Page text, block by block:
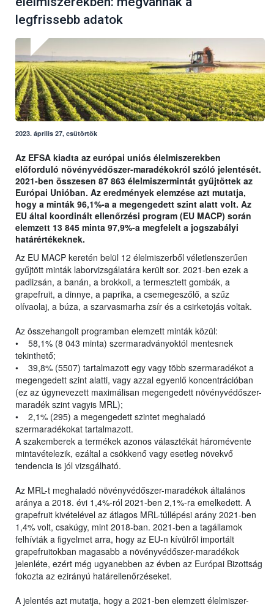
legfrissebb adatok
2023. április 27, csütörtök
Az EFSA kiadta az európai uniós élelmiszerekben
előforduló növényvédőszer-maradékokról szóló jelentését.
2021-ben összesen 87 863 élelmiszermintát gyűjtöttek az
Európai Unióban. Az eredmények elemzése azt mutatja,
hogy a minták 96,1%-a a megengedett szint alatt volt. Az
EU által koordinált ellenőrzési program (EU MACP) során
elemzett 13 845 minta 97,9%-a megfelelt a jogszabályi
határértékeknek.
Az EU MACP keretén belül 12 élelmiszerből véletlenszerűen
gyűjtött minták laborvizsgálatára került sor. 2021-ben ezek a
padlizsán, a banán, a brokkoli, a termesztett gombák, a
grapefruit, a dinnye, a paprika, a csemegeszőlő, a szűz
olívaolaj, a búza, a szarvasmarha zsír és a csirketojás voltak.
Az összehangolt programban elemzett minták közül:
• 58,1% (8 043 minta) szermaradványoktól mentesnek
tekinthető;
• 39,8% (5507) tartalmazott egy vagy több szermaradékot a
megengedett szint alatti, vagy azzal egyenlő koncentrációban
(ez az úgynevezett maximálisan megengedett növényvédőszer-
maradék szint vagyis MRL);
• 2,1% (295) a megengedett szintet meghaladó
szermaradékokat tartalmazott.
A szakemberek a termékek azonos választékát háromévente
mintavételezik, ezáltal a csökkenő vagy esetleg növekvő
tendencia is jól vizsgálható.
Az MRL-t meghaladó növényvédőszer-maradékok általános
aránya a 2018. évi 1,4%-ról 2021-ben 2,1%-ra emelkedett. A
grapefruit kivételével az átlagos MRL-túllépési arány 2021-ben
1,4% volt, csakúgy, mint 2018-ban. 2021-ben a tagállamok
felhívták a figyelmet arra, hogy az EU-n kívülről importált
grapefruitokban magasabb a növényvédőszer-maradékok
jelenléte, ezért még ugyanebben az évben az Európai Bizottság
fokozta az ezirányú határellenőrzéseket.
A jelentés azt mutatja, hogy a 2021-ben elemzett élelmiszer-